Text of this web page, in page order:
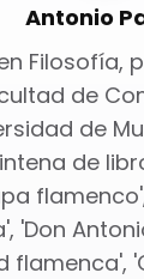
Antonio
Filosofía,
de
de
de
'Don
flamenca',